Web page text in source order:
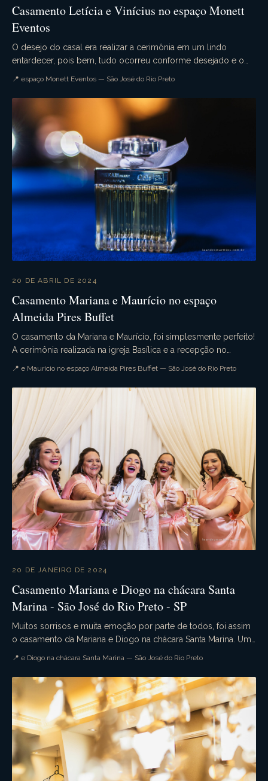
Casamento Letícia e Vinícius no espaço Monett
Eventos
O desejo do casal era realizar a cerimônia em um lindo
entardecer, pois bem, tudo ocorreu conforme desejado e o
📍 espaço Monett Eventos — São José do Rio Preto
20 DE ABRIL DE 2024
Casamento Mariana e Maurício no espaço
Almeida Pires Buffet
O casamento da Mariana e Maurício, foi simplesmente perfeito!
A cerimônia realizada na igreja Basílica e a recepção no
📍 e Maurício no espaço Almeida Pires Buffet — São José do Rio Preto
20 DE JANEIRO DE 2024
Casamento Mariana e Diogo na chácara Santa
Marina - São José do Rio Preto - SP
Muitos sorrisos e muita emoção por parte de todos, foi assim
o casamento da Mariana e Diogo na chácara Santa Marina. Uma
📍 e Diogo na chácara Santa Marina — São José do Rio Preto